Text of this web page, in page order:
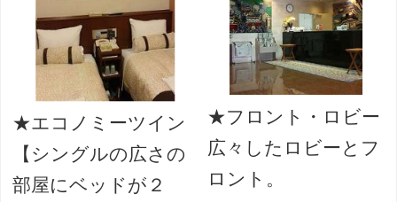
★エコノミーツイン
【シングルの広さの
部屋にベッドが２
★フロント・ロビー
広々したロビーとフ
ロント。